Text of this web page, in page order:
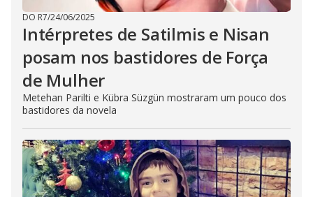
DO R7/24/06/2025
Intérpretes de Satilmis e Nisan
posam nos bastidores de Força
de Mulher
Metehan Parilti e Kübra Süzgün mostraram um pouco dos
bastidores da novela